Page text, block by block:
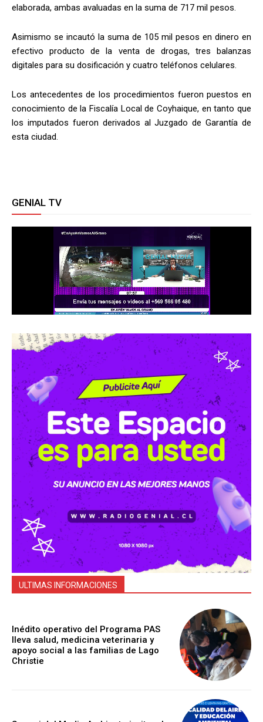
elaborada, ambas avaluadas en la suma de 717 mil pesos.
Asimismo se incautó la suma de 105 mil pesos en dinero en
efectivo producto de la venta de drogas, tres balanzas
digitales para su dosificación y cuatro teléfonos celulares.
Los antecedentes de los procedimientos fueron puestos en
conocimiento de la Fiscalía Local de Coyhaique, en tanto que
los imputados fueron derivados al Juzgado de Garantía de
esta ciudad.
GENIAL TV
ULTIMAS INFORMACIONES
Inédito operativo del Programa PAS
lleva salud, medicina veterinaria y
apoyo social a las familias de Lago
Christie